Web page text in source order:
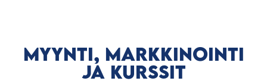
MYYNTI, MARKKINOINTI
JA KURSSIT